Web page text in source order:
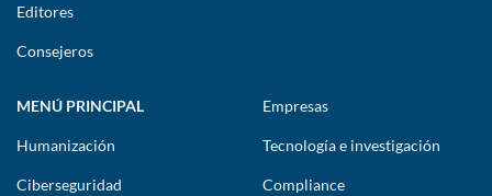
Editores
Consejeros
MENÚ PRINCIPAL
Humanización
Ciberseguridad
Empresas
Tecnología e investigación
Compliance